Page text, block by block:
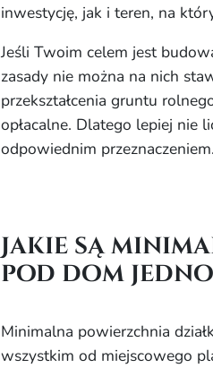
inwestycję, jak i teren, na
Jeśli Twoim celem jest
zasady nie można na nich
przekształcenia gruntu
opłacalne. Dlatego lepiej nie
odpowiednim przeznaczeniem.
Jakie są
pod dom
Minimalna powierzchnia
wszystkim od miejscowego